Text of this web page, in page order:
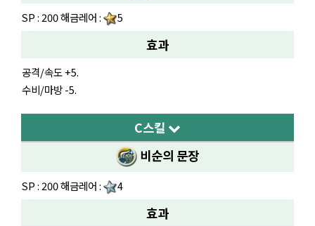
SP : 200 해금레어 : 5
효과
공격/속도 +5.
수비/마방 -5.
C스킬
비순의 문장
SP : 200 해금레어 : 4
효과